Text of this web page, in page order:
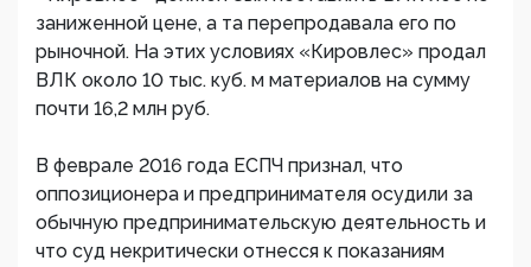
заниженной цене, а та перепродавала его по
рыночной. На этих условиях «Кировлес» продал
ВЛК около 10 тыс. куб. м материалов на сумму
почти 16,2 млн руб.
В феврале 2016 года ЕСПЧ признал, что
оппозиционера и предпринимателя осудили за
обычную предпринимательскую деятельность и
что суд некритически отнесся к показаниям